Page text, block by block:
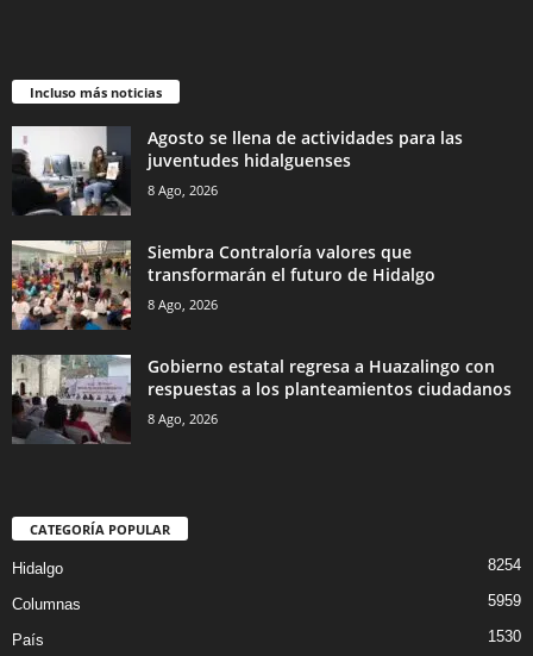
Incluso más noticias
Agosto se llena de actividades para las
juventudes hidalguenses
8 Ago, 2026
Siembra Contraloría valores que
transformarán el futuro de Hidalgo
8 Ago, 2026
Gobierno estatal regresa a Huazalingo con
respuestas a los planteamientos ciudadanos
8 Ago, 2026
CATEGORÍA POPULAR
Hidalgo 8254
Columnas 5959
País 1530